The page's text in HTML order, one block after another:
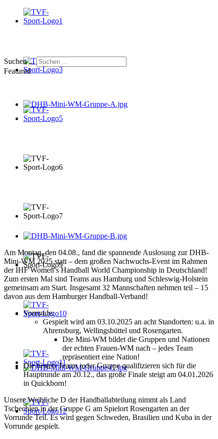
Suchen ...
Featured
Am Montag, den 04.08., fand die spannende Auslosung zur DHB-
Mini-WM 2025 statt – dem großen Nachwuchs-Event im Rahmen
der IHF Women’s Handball World Championship in Deutschland!
Zum ersten Mal sind Teams aus Hamburg und Schleswig-Holstein
gemeinsam am Start. Insgesamt 32 Mannschaften nehmen teil – 15
davon aus dem Hamburger Handball-Verband!
Vorrunde:
Gespielt wird am 03.10.2025 an acht Standorten: u.a. in
Ahrensburg, Wellingsbüttel und Rosengarten.
Die Mini-WM bildet die Gruppen und Nationen
der echten Frauen-WM nach – jedes Team
repräsentiert eine Nation!
Die besten Teams jeder Gruppe qualifizieren sich für die
Hauptrunde am 20.12., das große Finale steigt am 04.01.2026
in Quickborn!
Unsere Weibliche D der Handballabteilung nimmt als Land
Tschechien in der Gruppe G am Spielort Rosengarten an der
Vorrunde Teil. Es wird gegen Schweden, Brasilien und Kuba in der
Vorrunde gespielt.